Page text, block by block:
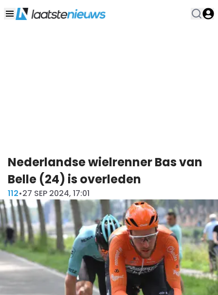
Nederlandse wielrenner Bas van
Belle (24) is overleden
112•27 SEP 2024, 17:01